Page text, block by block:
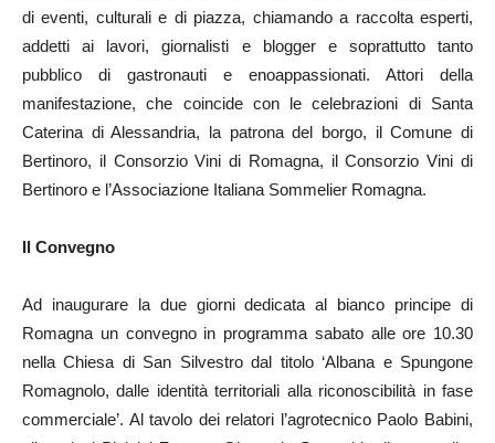
di eventi, culturali e di piazza, chiamando a raccolta esperti,
addetti ai lavori, giornalisti e blogger e soprattutto tanto
pubblico di gastronauti e enoappassionati. Attori della
manifestazione, che coincide con le celebrazioni di Santa
Caterina di Alessandria, la patrona del borgo, il Comune di
Bertinoro, il Consorzio Vini di Romagna, il Consorzio Vini di
Bertinoro e l’Associazione Italiana Sommelier Romagna.
Il Convegno
Ad inaugurare la due giorni dedicata al bianco principe di
Romagna un convegno in programma sabato alle ore 10.30
nella Chiesa di San Silvestro dal titolo ‘Albana e Spungone
Romagnolo, dalle identità territoriali alla riconoscibilità in fase
commerciale’. Al tavolo dei relatori l’agrotecnico Paolo Babini,